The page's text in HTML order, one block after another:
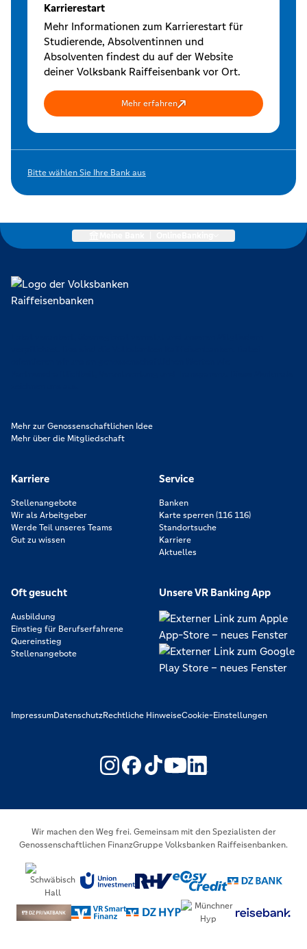
Karrierestart
Mehr Informationen zum Karrierestart für
Studierende, Absolventinnen und
Absolventen findest du auf der Website
deiner Volksbank Raiffeisenbank vor Ort.
Mehr erfahren
Bitte wählen Sie Ihre Bank aus
Mehr zur Genossenschaftlichen Idee
Mehr über die Mitgliedschaft
Karriere
Stellenangebote
Wir als Arbeitgeber
Werde Teil unseres Teams
Gut zu wissen
Service
Banken
Karte sperren (116 116)
Standortsuche
Karriere
Aktuelles
Oft gesucht
Ausbildung
Einstieg für Berufserfahrene
Quereinstieg
Stellenangebote
Unsere VR Banking App
ImpressumDatenschutzRechtliche HinweiseCookie-Einstellungen
https://www.youtube.com/
https://
Wir machen den Weg frei. Gemeinsam mit den Spezialisten der
Genossenschaftlichen FinanzGruppe Volksbanken Raiffeisenbanken.